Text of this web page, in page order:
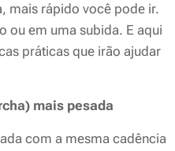
mais rápido você pode ir.
ou em uma subida. E aqui
práticas que irão ajudar
mais pesada
com a mesma cadência